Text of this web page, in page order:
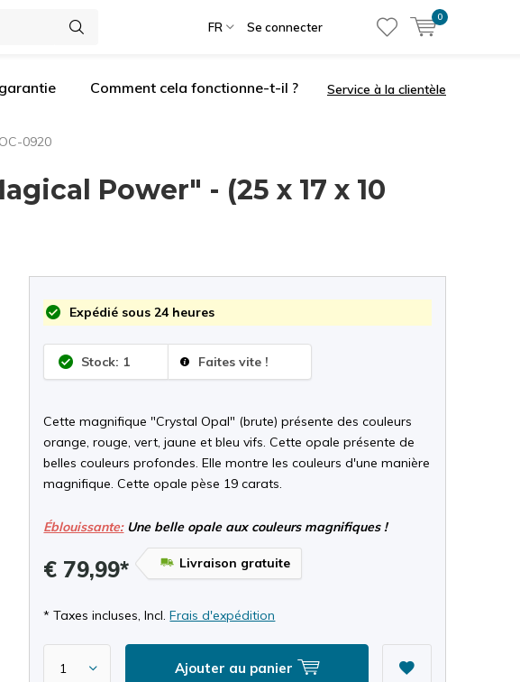
FR Se connecter
0
Comment cela fonctionne-t-il ? Service à la clientèle
0920
Power" - (25 x 17 x 10
Expédié sous 24 heures
Stock: 1 Faites vite !
Cette magnifique "Crystal Opal" (brute) présente des couleurs
orange, rouge, vert, jaune et bleu vifs. Cette opale présente de
belles couleurs profondes. Elle montre les couleurs d'une manière
magnifique. Cette opale pèse 19 carats.
Éblouissante:Une belle opale aux couleurs magnifiques !
€ 79,99* Livraison gratuite
* Taxes incluses, Incl.Frais d'expédition
Ajouter au panier